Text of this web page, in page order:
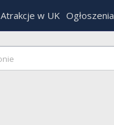
Atrakcje w UK Ogłoszenia